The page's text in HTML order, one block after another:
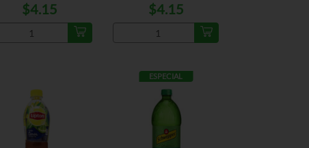
$4.15 $4.15
ESPECIAL